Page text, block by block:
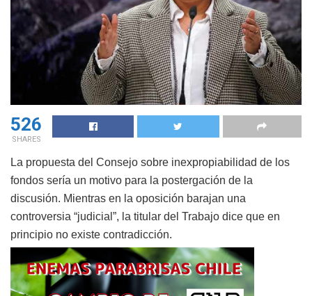
526
SHARES
La propuesta del Consejo sobre inexpropiabilidad de los
fondos sería un motivo para la postergación de la
discusión. Mientras en la oposición barajan una
controversia “judicial”, la titular del Trabajo dice que en
principio no existe contradicción.